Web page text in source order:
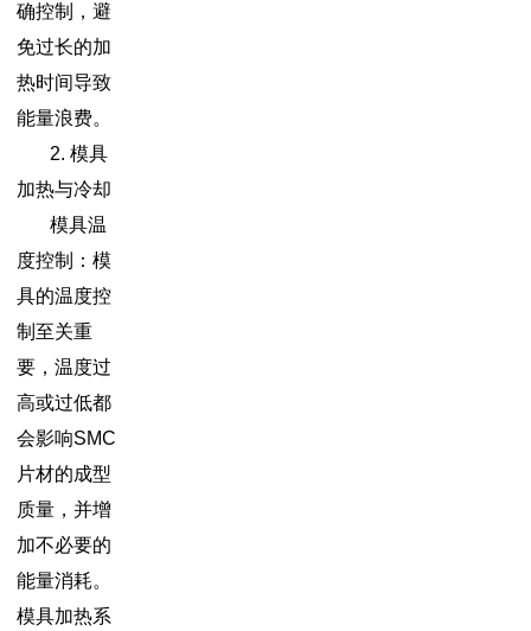
确控制，避
免过长的加
热时间导致
能量浪费。
2. 模具
加热与冷却
模具温
度控制：模
具的温度控
制至关重
要，温度过
高或过低都
会影响SMC
片材的成型
质量，并增
加不必要的
能量消耗。
模具加热系